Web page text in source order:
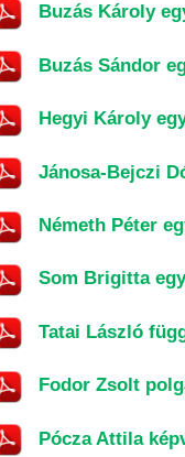
Buzás Károly
Buzás Sándor
Hegyi Károly
Jánosa-Bejczi
Németh Péter
Som Brigitta
Tatai László
Fodor Zsolt
Pócza Attila